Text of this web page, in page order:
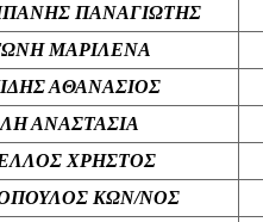
ΠΑΝΑΓΙΩΤΗΣ
ΜΑΡΙΛΕΝΑ
ΑΘΑΝΑΣΙΟΣ
ΑΝΑΣΤΑΣΙΑ
ΧΡΗΣΤΟΣ
ΚΩΝ/ΝΟΣ